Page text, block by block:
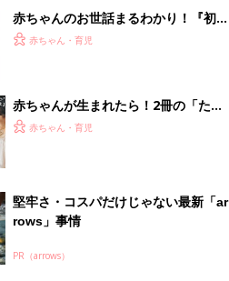
赤ちゃんのお世話まるわかり！『初め
てのひよこクラブ 夏号』〈巻頭大特
赤ちゃん・育児
赤ちゃんが生まれたら！2冊の「たま
ひよ」
赤ちゃん・育児
堅牢さ・コスパだけじゃない最新「ar
rows」事情
PR（arrows）